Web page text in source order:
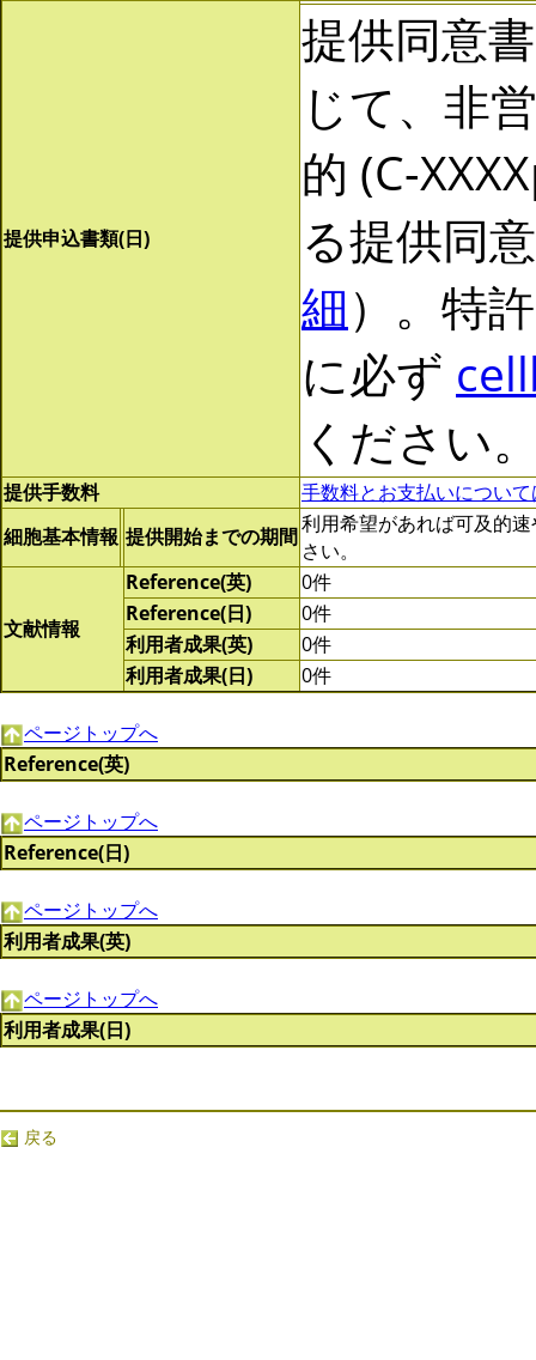
提供申込書類(日)
提供同意
じて、非
的 (C-
る提供同
細）。特
に必ず
ください
提供手数料
手数料とお支払いについ
細胞基本情報 提供開始までの期間利用希望があれば可及的
さい。
文献情報
Reference(英)
0件
Reference(日)
0件
利用者成果(英)
0件
利用者成果(日)
0件
ページトップへ
Reference(英)
ページトップへ
Reference(日)
ページトップへ
利用者成果(英)
ページトップへ
利用者成果(日)
戻る